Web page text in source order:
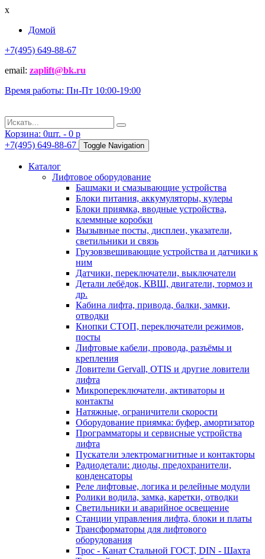
x
Домой
+7(495) 649-88-67
email: zaplift@bk.ru
Время работы: Пн-Пт 10:00-19:00
Корзина: 0шт. - 0 p
+7(495) 649-88-67
Toggle Navigation
Каталог
Лифтовое оборудование
Башмаки и смазывающие устройства
Блоки питания, аккумуляторы, кулеры
Блоки приямка, вводные устройства,
клеммные коробки
Вызывные посты, дисплеи, указатели,
светильники и связь
Грузовзвешивающие устройства и датчики к
ним
Датчики, переключатели, выключатели
Детали лебёдок, КВШ, двигатели, тормоз и
др.
Кабина лифта, привода, балки, замки,
отводки
Кнопки СТОП, переключатели режимов,
посты
Лифтовые кабели, провода, разъёмы и
крепления
Ловители Gervall, OTIS и другие ловители
лифта
Микропереключатели, активаторы и
контакты
Натяжные, ограничители скорости
Оборудование приямка: буфер, амортизатор
Программаторы и сервисные устройства
лифта
Пускатели электромагнитные и контакторы
Радиодетали: диоды, предохранители,
конденсаторы
Реле лифтовые, логика и релейные модули
Ролики водила, замка, каретки, отводки
Светильники и аварийное освещение
Станции управления лифта, блоки и платы
Трансформаторы для лифтового
оборудования
Трос - Канат Стальной ГОСТ, DIN - Шахта